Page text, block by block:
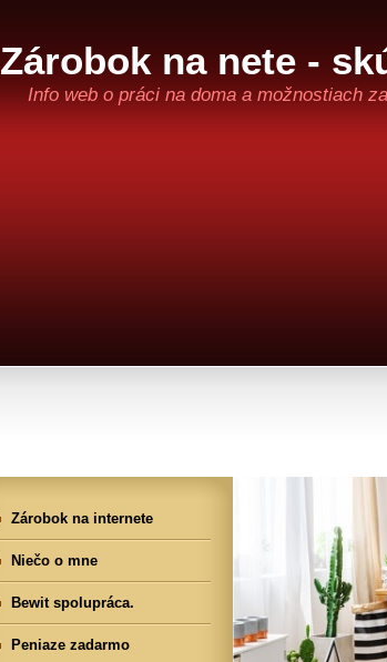
Zárobok na nete -
Info web o práci na doma a možnostiach
Zárobok na internete
Niečo o mne
Bewit spolupráca.
Peniaze zadarmo